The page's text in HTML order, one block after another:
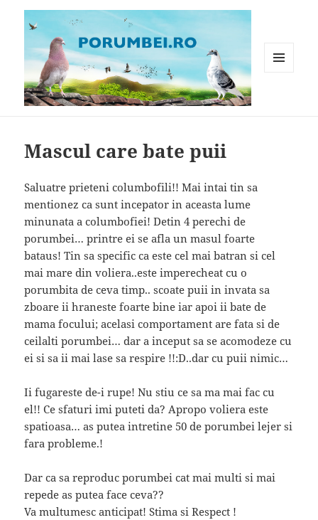
Mascul care bate puii
Saluatre prieteni columbofili!! Mai intai tin sa
mentionez ca sunt incepator in aceasta lume
minunata a columbofiei! Detin 4 perechi de
porumbei… printre ei se afla un masul foarte
bataus! Tin sa specific ca este cel mai batran si cel
mai mare din voliera..este imperecheat cu o
porumbita de ceva timp.. scoate puii in invata sa
zboare ii hraneste foarte bine iar apoi ii bate de
mama focului; acelasi comportament are fata si de
ceilalti porumbei… dar a inceput sa se acomodeze cu
ei si sa ii mai lase sa respire !!:D..dar cu puii nimic…
Ii fugareste de-i rupe! Nu stiu ce sa ma mai fac cu
el!! Ce sfaturi imi puteti da? Apropo voliera este
spatioasa… as putea intretine 50 de porumbei lejer si
fara probleme.!
Dar ca sa reproduc porumbei cat mai multi si mai
repede as putea face ceva??
Va multumesc anticipat! Stima si Respect !